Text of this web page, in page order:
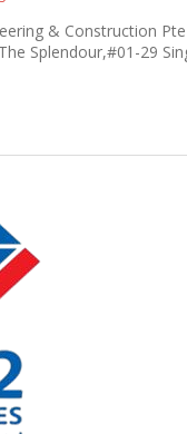
& Construction
Splendour,#01-29